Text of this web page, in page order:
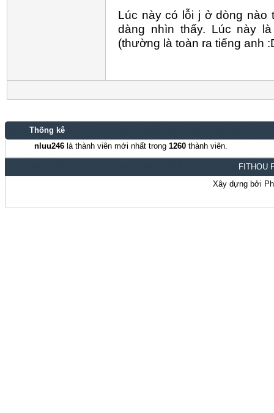
Lúc này có lỗi j ở dòng nào
dàng nhìn thấy. Lúc này
(thường là toàn ra tiếng anh
Thống kê
nluu246 là thành viên mới nhất trong 1260 thành viên.
FITHOU
Xây dựng bởi